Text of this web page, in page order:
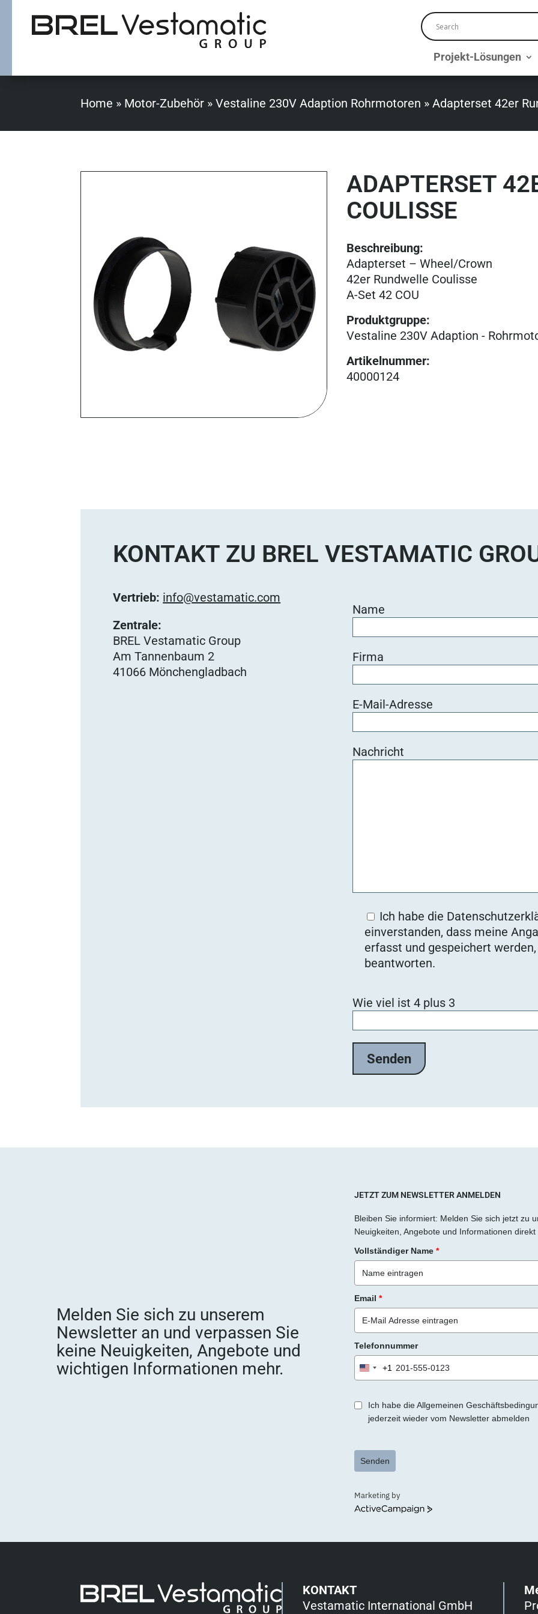
Projekt-Lösungen
Home » Motor-Zubehör »Vestaline 230V Adaption Rohrmotoren »Adapterset 42er
ADAPTERSET
COULISSE
Beschreibung:
Adapterset – Wheel/Crown
42er Rundwelle Coulisse
A-Set 42 COU
Produktgruppe:
Vestaline 230V Adaption -
Artikelnummer:
40000124
KONTAKT ZU BREL VESTAMATIC
Vertrieb: info@vestamatic.com
Zentrale:
BREL Vestamatic Group
Am Tannenbaum 2
41066 Mönchengladbach
Name
Firma
E-Mail-Adresse
Nachricht
Ich habe die
einverstanden, dass meine
erfasst und gespeichert
beantworten.
Wie viel ist 4 plus 3
Melden Sie sich zu unserem
Newsletter an und verpassen Sie
keine Neuigkeiten, Angebote und
wichtigen Informationen mehr.
JETZT ZUM NEWSLETTER ANMELDEN
Bleiben Sie informiert: Melden Sie sich jetzt zu
Neuigkeiten, Angebote und Informationen
Vollständiger Name *
Email *
Telefonnummer
United
+1
Ich habe die Allgemeinen
jederzeit wieder vom Newsletter abmelden
Senden
Marketing by
ActiveCampaign
KONTAKT
Vestamatic International GmbH